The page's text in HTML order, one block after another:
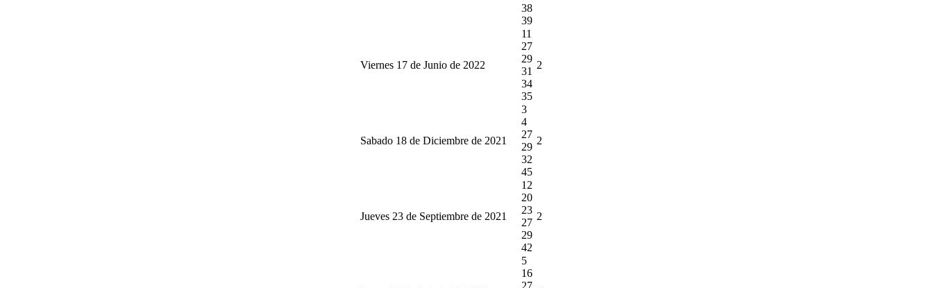
38
39
Viernes 17 de Junio de 2022
11
27
29
31
34
35
2
Sabado 18 de Diciembre de 2021
3
4
27
29
32
45
2
Jueves 23 de Septiembre de 2021
12
20
23
27
29
42
2
5
16
27